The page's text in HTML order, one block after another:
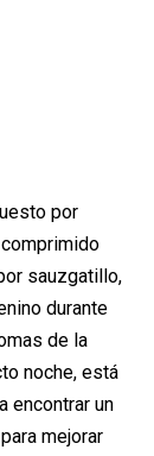
por
sauzgatillo,
durante
de la
noche, está
encontrar un
mejorar